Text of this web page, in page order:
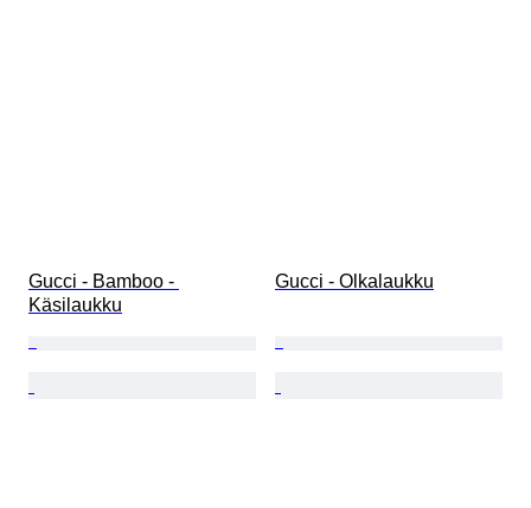
Gucci - Bamboo -
Käsilaukku
Gucci - Olkalaukku